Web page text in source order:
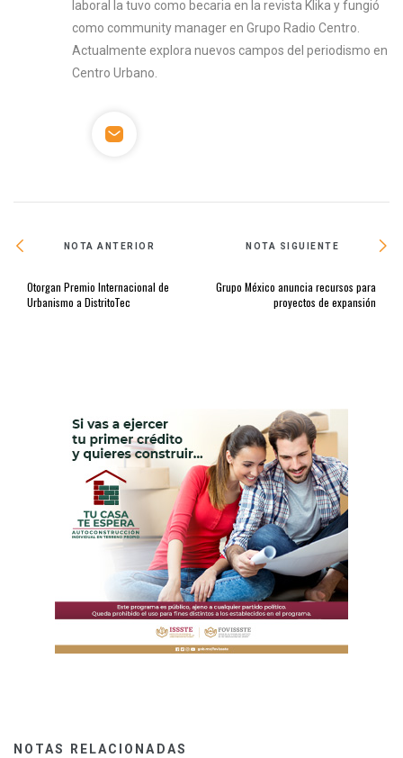
laboral la tuvo como becaria en la revista Klika y fungió
como community manager en Grupo Radio Centro.
Actualmente explora nuevos campos del periodismo en
Centro Urbano.
NOTA ANTERIOR
Otorgan Premio Internacional de
Urbanismo a DistritoTec
NOTA SIGUIENTE
Grupo México anuncia recursos para
proyectos de expansión
NOTAS RELACIONADAS